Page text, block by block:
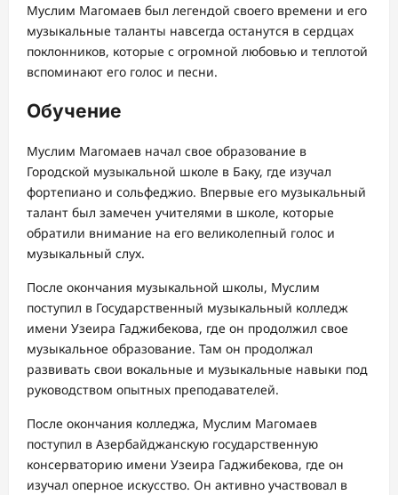
Муслим Магомаев был легендой своего времени и его
музыкальные таланты навсегда останутся в сердцах
поклонников, которые с огромной любовью и теплотой
вспоминают его голос и песни.
Обучение
Муслим Магомаев начал свое образование в
Городской музыкальной школе в Баку, где изучал
фортепиано и сольфеджио. Впервые его музыкальный
талант был замечен учителями в школе, которые
обратили внимание на его великолепный голос и
музыкальный слух.
После окончания музыкальной школы, Муслим
поступил в Государственный музыкальный колледж
имени Узеира Гаджибекова, где он продолжил свое
музыкальное образование. Там он продолжал
развивать свои вокальные и музыкальные навыки под
руководством опытных преподавателей.
После окончания колледжа, Муслим Магомаев
поступил в Азербайджанскую государственную
консерваторию имени Узеира Гаджибекова, где он
изучал оперное искусство. Он активно участвовал в